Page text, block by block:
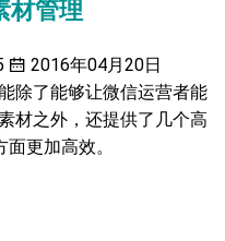
材管理
2016年04月20日
除了能够让微信运营者能
材之外，还提供了几个高
更加高效。